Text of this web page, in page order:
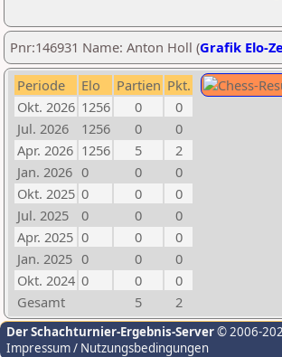
Pnr:146931 Name: Anton Holl (Grafik Elo-
Periode Elo Partien Pkt.
Okt. 2026 1256 0
0
Jul. 2026
1256 0
0
Apr. 2026 1256 5
2
Jan. 2026 0 0
0
Okt. 2025 0 0
0
Jul. 2025
0 0
0
Apr. 2025 0 0
0
Jan. 2025 0 0
0
Okt. 2024 0 0
0
Gesamt
5 2
Der Schachturnier-Ergebnis-Server© 2006-
Impressum / Nutzungsbedingungen